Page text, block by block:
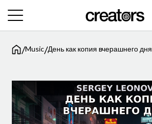
/Music/День как копия вчерашнего дня